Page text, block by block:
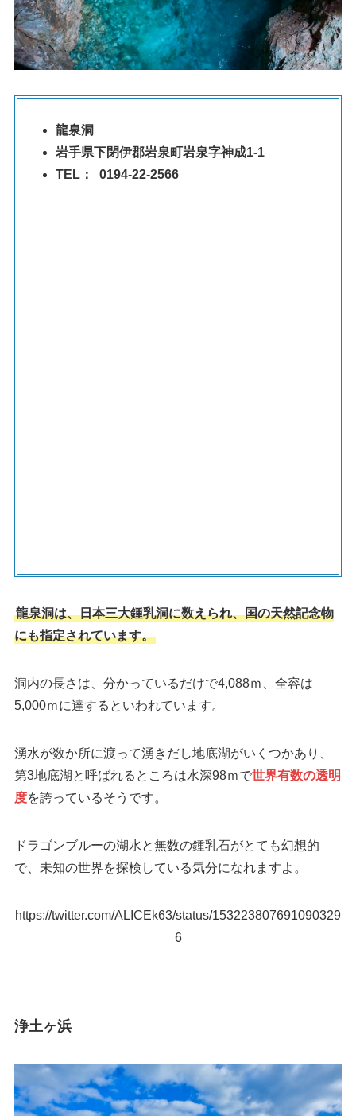
龍泉洞
岩手県下閉伊郡岩泉町岩泉字神成1-1
TEL： 0194-22-2566
龍泉洞は、日本三大鍾乳洞に数えられ、国の天然記念物
にも指定されています。
洞内の長さは、分かっているだけで4,088ｍ、全容は
5,000ｍに達するといわれています。
湧水が数か所に渡って湧きだし地底湖がいくつかあり、
第3地底湖と呼ばれるところは水深98ｍで世界有数の透明
度を誇っているそうです。
ドラゴンブルーの湖水と無数の鍾乳石がとても幻想的
で、未知の世界を探検している気分になれますよ。
https://twitter.com/ALICEk63/status/153223807691090329
6
浄土ヶ浜